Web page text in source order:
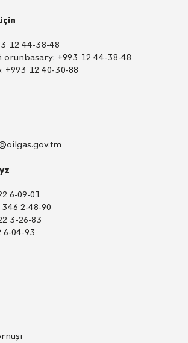
12 44-38-48
orunbasary: +993 12 44-38-48
+993 12 40-30-88
6-09-01
2-48-90
3-26-83
6-04-93